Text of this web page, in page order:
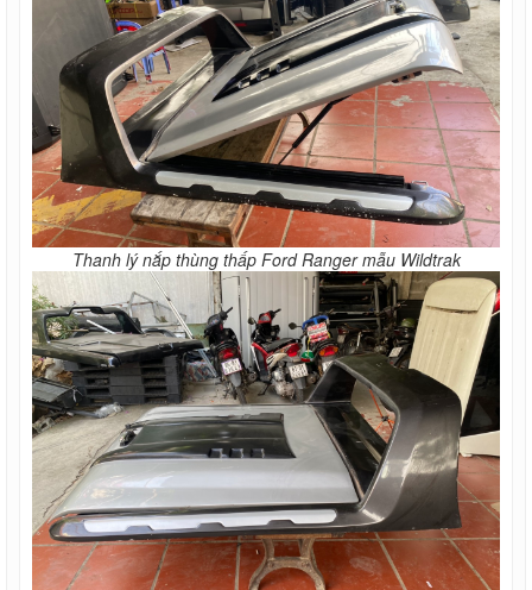
Thanh lý nắp thùng thấp Ford Ranger mẫu Wildtrak